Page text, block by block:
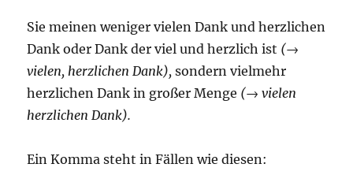
Sie meinen weniger vielen Dank und herzlichen
Dank oder Dank der viel und herzlich ist (→
vielen, herzlichen Dank), sondern vielmehr
herzlichen Dank in großer Menge (→ vielen
herzlichen Dank).
Ein Komma steht in Fällen wie diesen: